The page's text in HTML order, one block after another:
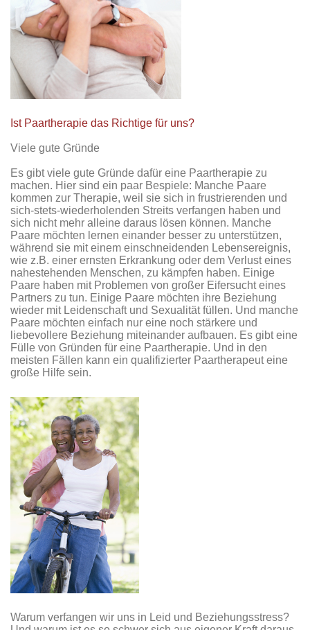
Ist Paartherapie das Richtige für uns?
Viele gute Gründe
Es gibt viele gute Gründe dafür eine Paartherapie zu
machen. Hier sind ein paar Bespiele: Manche Paare
kommen zur Therapie, weil sie sich in frustrierenden und
sich-stets-wiederholenden Streits verfangen haben und
sich nicht mehr alleine daraus lösen können. Manche
Paare möchten lernen einander besser zu unterstützen,
während sie mit einem einschneidenden Lebensereignis,
wie z.B. einer ernsten Erkrankung oder dem Verlust eines
nahestehenden Menschen, zu kämpfen haben. Einige
Paare haben mit Problemen von großer Eifersucht eines
Partners zu tun. Einige Paare möchten ihre Beziehung
wieder mit Leidenschaft und Sexualität füllen. Und manche
Paare möchten einfach nur eine noch stärkere und
liebevollere Beziehung miteinander aufbauen. Es gibt eine
Fülle von Gründen für eine Paartherapie. Und in den
meisten Fällen kann ein qualifizierter Paartherapeut eine
große Hilfe sein.
Warum verfangen wir uns in Leid und Beziehungsstress?